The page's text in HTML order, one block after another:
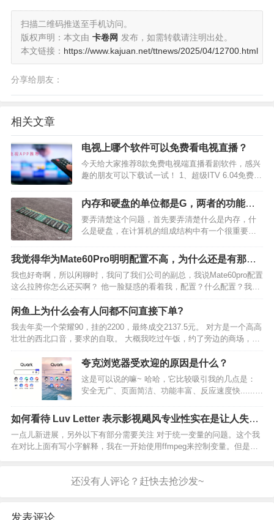
扫描二维码推送至手机访问。
版权声明：本文由 卡卷网 发布，如需转载请注明出处。
本文链接： https://www.kajuan.net/ttnews/2025/04/12700.html
分享给朋友：
相关文章
电视上哪个软件可以免费看电视直播？
今天给大家推荐8款免费电视端直播看剧软件，感兴
趣的朋友可以下载试一试！ 1、超级ITV 6.04免费看
儿体育等。 2、小鲸电视 1.3.1小鲸电视是一款智能
电视应用，集成了多个内容来源，包括腾讯视…
内存和硬盘的单位都是G，两者的功能是
什么？谁能用简单通俗的方式来解读一
下？
要弄清楚这个问题，首先要弄清楚什么是内存，什
么是硬盘，在计算机的组成结构中有一个很重要的
对于计算机来说，有了存储器，才有记忆功能，，
才能保证正常工作。存储器的种类很多。按其用途
可分为主存储器与辅助…
我觉得华为Mate60Pro明明配置不高，为什么还是有那么
多人买呢？
我也好奇啊，所以闲聊时，我问了我们公司的副总，我说Mate60pro配置
这么拉胯你怎么还买啊？ 他一脸疑惑的看着我，配置？什么配置？我这
手机信号挺好的啊？ 我们总经理用的是去年华为出的折叠手机，花了一
万多，我也想问问他同样的问题，但奈何一直…
闲鱼上为什么会有人问都不问直接下单?
我去年卖一个荣耀90，挂的2200，最终成交2137.5元。 对方是一个高高
壮壮的西北口音，要求的自取。 大概我吃过午饭，约了旁边的商场，那
里有荣耀售后。 见了面，先看了手机，试了好一会儿，各种测试，没问
题。 然后去了商场二楼的荣耀售后，让…
夸克浏览器受欢迎的原因是什么？
这是可以说的嘛~ 哈哈，它比较吸引我的几点是：
安全无广、页面简洁、功能丰富、反应速度快......
整，没有花里胡哨的各种资讯推送，热搜日报整理
归纳好，想看再点开查看，看着舒适度直接拉满！
实…
如何看待 Luv Letter 表示影视飓风专业性实在是让人失
望？
一点儿新进展，另外以下有部分需要关注 对于统一变量的问题。这个我
在对比上面有写小字解释，我在一开始使用ffmpeg来控制变量。但是发
发表评论